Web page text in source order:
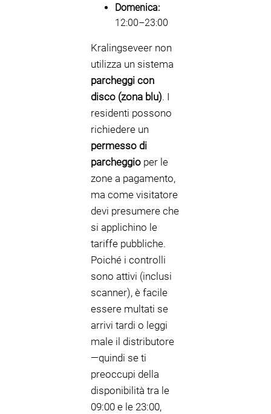
Domenica:
12:00–23:00
Kralingseveer non
utilizza un sistema
parcheggi con
disco (zona blu). I
residenti possono
richiedere un
permesso di
parcheggio per le
zone a pagamento,
ma come visitatore
devi presumere che
si applichino le
tariffe pubbliche.
Poiché i controlli
sono attivi (inclusi
scanner), è facile
essere multati se
arrivi tardi o leggi
male il distributore
—quindi se ti
preoccupi della
disponibilità tra le
09:00 e le 23:00,